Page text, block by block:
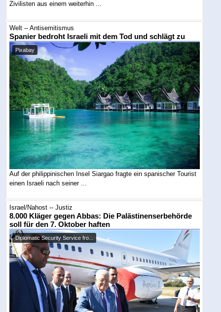
Zivilisten aus einem weiterhin ...
Welt -- Antisemitismus
Spanier bedroht Israeli mit dem Tod und schlägt zu
Pixabay
Auf der philippinischen Insel Siargao fragte ein spanischer Tourist
einen Israeli nach seiner ...
Israel/Nahost -- Justiz
8.000 Kläger gegen Abbas: Die Palästinenserbehörde
soll für den 7. Oktober haften
Diplomatic Security Service fro...